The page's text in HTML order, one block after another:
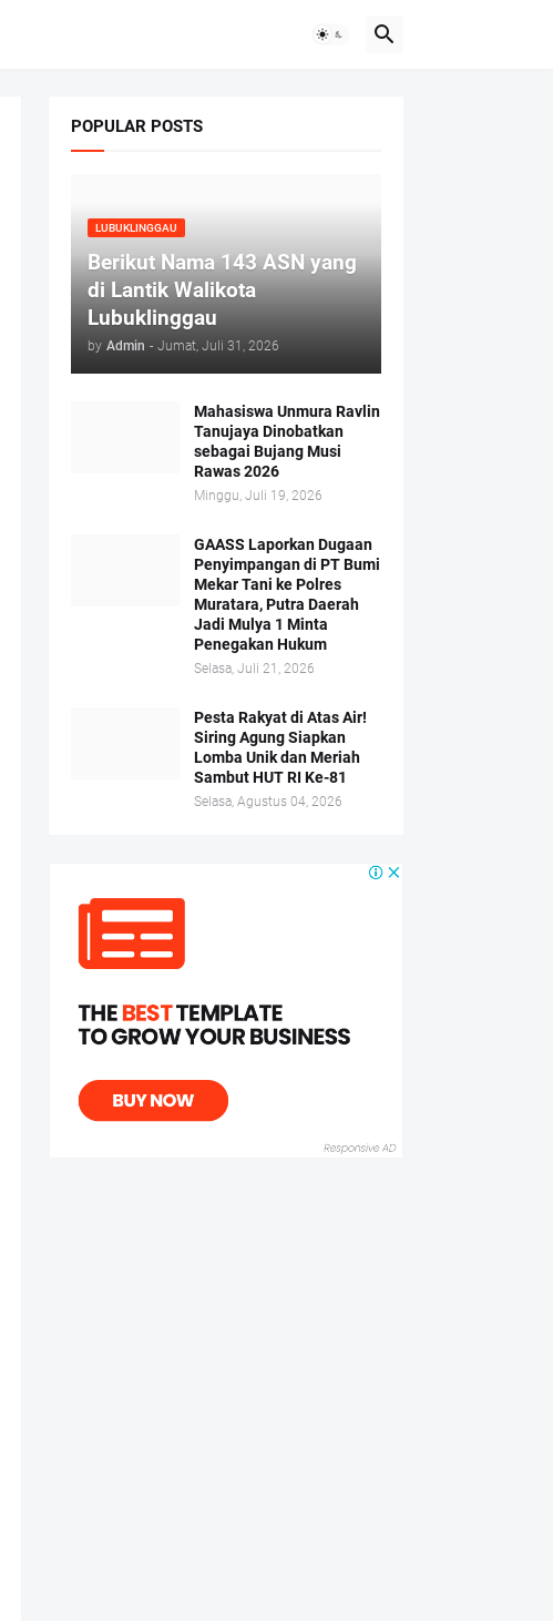
POPULAR POSTS
LUBUKLINGGAU
Berikut Nama 143 ASN yang
di Lantik Walikota
Lubuklinggau
by Admin - Jumat, Juli 31, 2026
Mahasiswa Unmura Ravlin
Tanujaya Dinobatkan
sebagai Bujang Musi
Rawas 2026
Minggu, Juli 19, 2026
GAASS Laporkan Dugaan
Penyimpangan di PT Bumi
Mekar Tani ke Polres
Muratara, Putra Daerah
Jadi Mulya 1 Minta
Penegakan Hukum
Selasa, Juli 21, 2026
Pesta Rakyat di Atas Air!
Siring Agung Siapkan
Lomba Unik dan Meriah
Sambut HUT RI Ke-81
Selasa, Agustus 04, 2026